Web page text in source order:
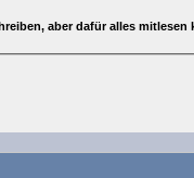
aber dafür alles mitlesen